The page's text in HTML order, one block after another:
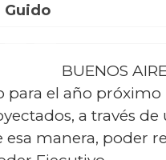
Guido
BUENOS
para el año
a través
esa manera, poder